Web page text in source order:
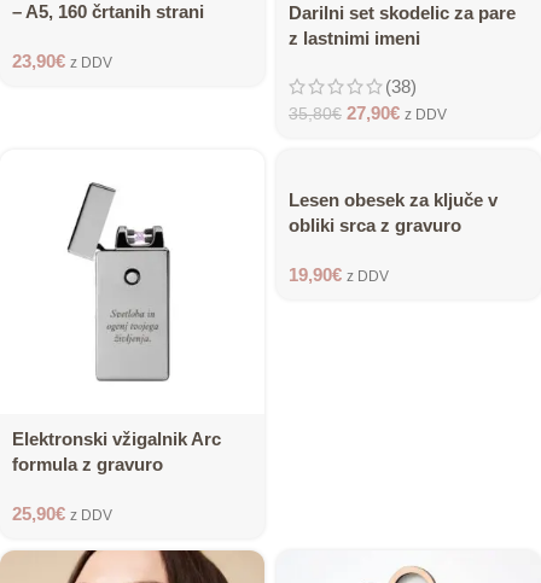
– A5, 160 črtanih strani
23,90€ z DDV
Darilni set skodelic za pare
z lastnimi imeni
(38)
35,80€ 27,90€ z DDV
Elektronski vžigalnik Arc
formula z gravuro
25,90€ z DDV
Lesen obesek za ključe v
obliki srca z gravuro
19,90€ z DDV